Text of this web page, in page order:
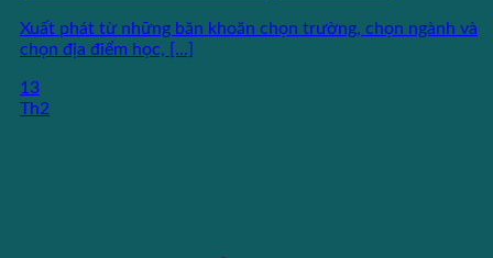
Xuất phát từ những băn khoăn chọn trường, chọn ngành và
chọn địa điểm học, [...]
13
Th2